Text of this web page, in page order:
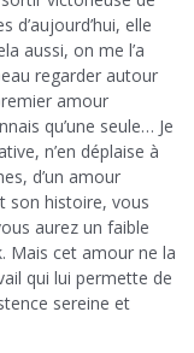
elle
aussi, on me l’a
regarder autour
amour
qu’une seule… Je
n’en déplaise à
d’un amour
son histoire, vous
aurez un faible
Mais cet amour ne la
qui lui permette de
sereine et